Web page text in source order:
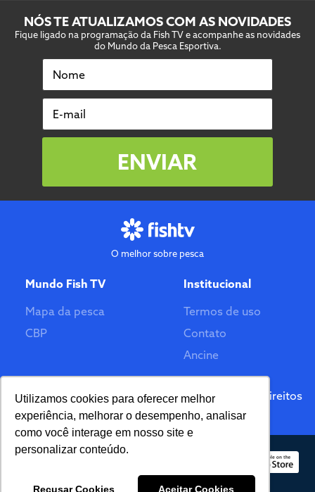
Utilizamos cookies para oferecer melhor
experiência, melhorar o desempenho, analisar
como você interage em nosso site e
personalizar conteúdo.
Recusar Cookies Aceitar Cookies
NÓS TE ATUALIZAMOS COM AS NOVIDADES
Fique ligado na programação da Fish TV e acompanhe as novidades
do Mundo da Pesca Esportiva.
Nome
E-mail
ENVIAR
O melhor sobre pesca
Mundo Fish TV
Mapa da pesca
CBP
Institucional
Termos de uso
Contato
Ancine
Feito por
© 2026 Fish TV - Todos Direitos
Reservados. Versão 2.0